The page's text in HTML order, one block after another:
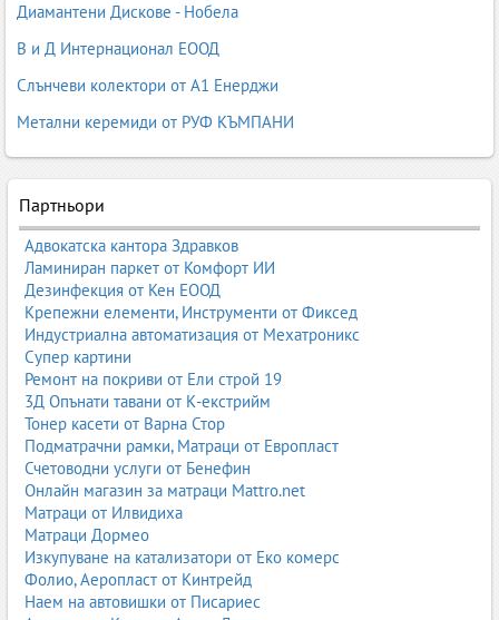
Диамантени Дискове - Нобела
В и Д Интернационал ЕООД
Слънчеви колектори от А1 Енерджи
Метални керемиди от РУФ КЪМПАНИ
Партньори
Адвокатска кантора Здравков
Ламиниран паркет от Комфорт ИИ
Дезинфекция от Кен ЕООД
Крепежни елементи, Инструменти от Фиксед
Индустриална автоматизация от Мехатроникс
Супер картини
Ремонт на покриви от Ели строй 19
3Д Опънати тавани от К-екстрийм
Тонер касети от Варна Стор
Подматрачни рамки, Матраци от Европласт
Счетоводни услуги от Бенефин
Онлайн магазин за матраци Mattro.net
Матраци от Илвидиха
Матраци Дормео
Изкупуване на катализатори от Еко комерс
Фолио, Аеропласт от Кинтрейд
Наем на автовишки от Писариес